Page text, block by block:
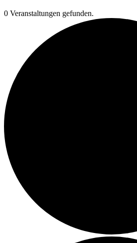
0 Veranstaltungen gefunden.